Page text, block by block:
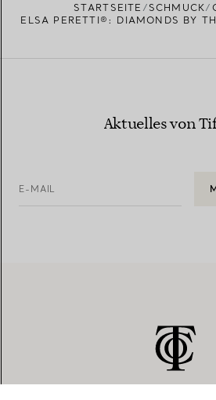
STARTSEITE SCHMUCK
ELSA PERETTI®: DIAMONDS BY
Aktuelles von
E-MAIL